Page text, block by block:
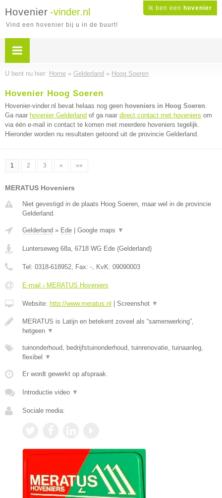
Ik ben een hovenier
Hovenier -vinder.nl
Vind een hovenier bij u in de buurt!
U bent nu hier: Home » Gelderland » Hoog Soeren
Hovenier Hoog Soeren
Hovenier-vinder.nl bevat helaas nog geen hoveniers in Hoog Soeren.
Ga naar hovenier Gelderland of ga naar direct contact met hoveniers om
via één e-mail in contact te komen met meerdere hoveniers tegelijk.
Hieronder worden nu resultaten getoond uit de provincie Gelderland.
1 2 3 » »»
MERATUS Hoveniers
Niet gevestigd in de plaats Hoog Soeren, maar wel in de provincie
Gelderland.
Gelderland » Ede Google maps ▼
Lunterseweg 68a, 6718 WG Ede (Gelderland)
Tel: 0318-618952, Fax: -, KvK: 09090003
E-mail › MERATUS Hoveniers
Website: http://www.meratus.nl Screenshot ▼
MERATUS is Latijn en betekent zoveel als “samenwerking”,
hetgeen ▼
tuinonderhoud, bedrijfstuinonderhoud, tuinrenovatie, tuinaanleg,
flexibel
▼
Er wordt gewerkt op afspraak.
Introductie video ▼
Sociale media: